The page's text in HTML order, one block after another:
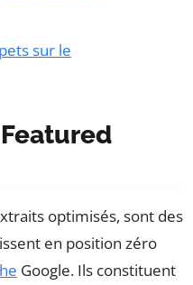
sur le
optimisés, sont des
en position zéro
Google. Ils constituent